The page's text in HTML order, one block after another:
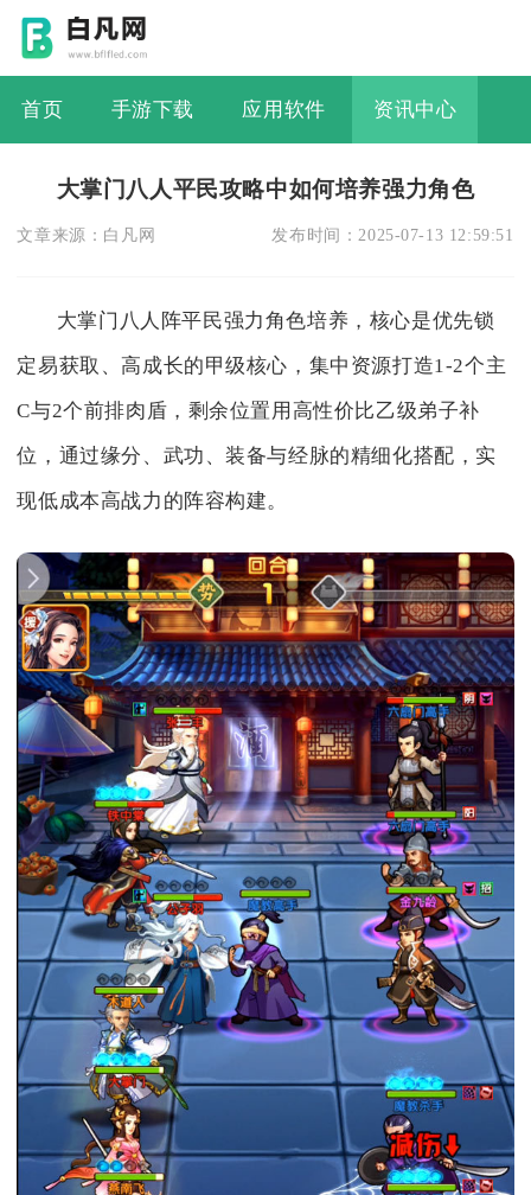
首页 手游下载 应用软件 资讯中心
大掌门八人平民攻略中如何培养强力角色
文章来源： 白凡网 发布时间： 2025-07-13 12:59:51
大掌门八人阵平民强力角色培养，核心是优先锁
定易获取、高成长的甲级核心，集中资源打造1-2个主
C与2个前排肉盾，剩余位置用高性价比乙级弟子补
位，通过缘分、武功、装备与经脉的精细化搭配，实
现低成本高战力的阵容构建。